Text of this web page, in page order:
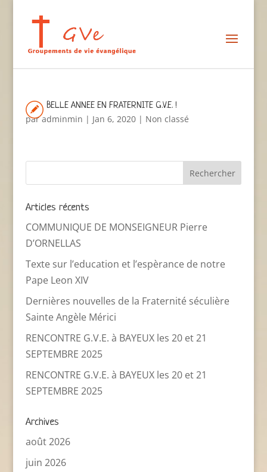
BELLE ANNEE EN FRATERNITE G.V.E. !
paradminmin | Jan 6, 2020| Non classé
Articles récents
COMMUNIQUE DE MONSEIGNEUR Pierre
D’ORNELLAS
Texte sur l’education et l’espèrance de notre
Pape Leon XIV
Dernières nouvelles de la Fraternité séculière
Sainte Angèle Mérici
RENCONTRE G.V.E. à BAYEUX les 20 et 21
SEPTEMBRE 2025
RENCONTRE G.V.E. à BAYEUX les 20 et 21
SEPTEMBRE 2025
Archives
août 2026
juin 2026